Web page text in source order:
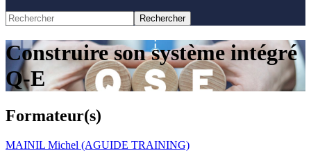
Construire son système intégré
Q-E
Formateur(s)
MAINIL Michel (AGUIDE TRAINING)